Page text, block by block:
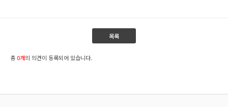
목록
총 0개의 의견이 등록되어 있습니다.